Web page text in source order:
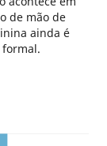
de mão de
ainda é